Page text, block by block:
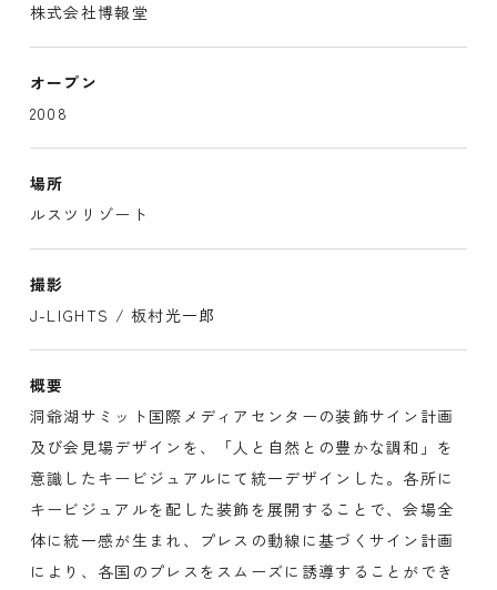
株式会社博報堂
オープン
2008
場所
ルスツリゾート
撮影
J-LIGHTS / 板村光一郎
概要
洞爺湖サミット国際メディアセンターの装飾サイン計画
及び会見場デザインを、「人と自然との豊かな調和」を
意識したキービジュアルにて統一デザインした。各所に
キービジュアルを配した装飾を展開することで、会場全
体に統一感が生まれ、プレスの動線に基づくサイン計画
により、各国のプレスをスムーズに誘導することができ